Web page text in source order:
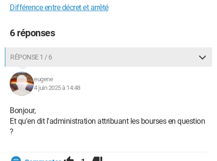
Différence entre décret et arrêté
6 réponses
RÉPONSE 1 / 6
eugene
4 juin 2025 à 14:48
Bonjour,
Et qu'en dit l'administration attribuant les bourses en question
?